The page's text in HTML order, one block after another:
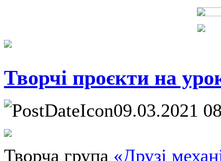
Творчі проєкти на
09.03.2021
Творча група «Друзі